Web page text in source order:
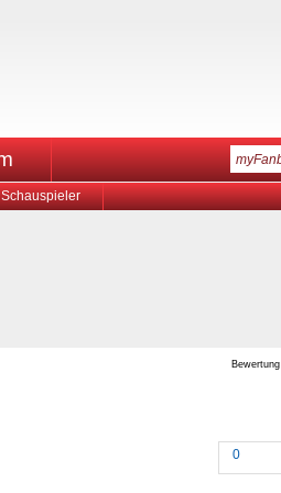
Schauspieler
Bewertung
0